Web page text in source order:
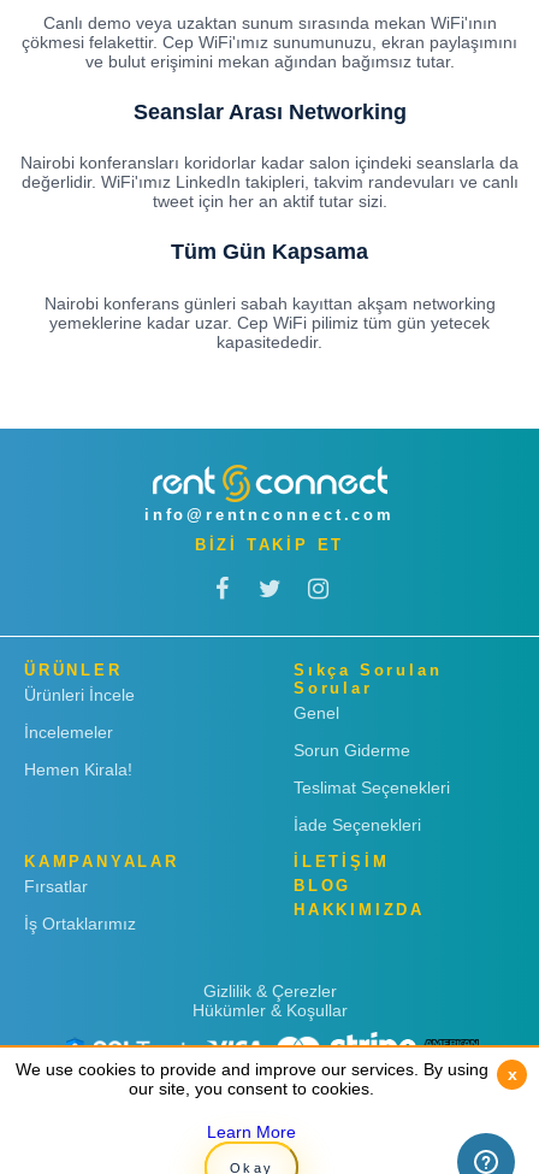
Canlı demo veya uzaktan sunum sırasında mekan WiFi'ının
çökmesi felakettir. Cep WiFi'ımız sunumunuzu, ekran paylaşımını
ve bulut erişimini mekan ağından bağımsız tutar.
Seanslar Arası Networking
Nairobi konferansları koridorlar kadar salon içindeki seanslarla da
değerlidir. WiFi'ımız LinkedIn takipleri, takvim randevuları ve canlı
tweet için her an aktif tutar sizi.
Tüm Gün Kapsama
Nairobi konferans günleri sabah kayıttan akşam networking
yemeklerine kadar uzar. Cep WiFi pilimiz tüm gün yetecek
kapasitededir.
info@rentnconnect.com
BİZİ TAKİP ET
ÜRÜNLER
Ürünleri İncele
İncelemeler
Hemen Kirala!
Sıkça Sorulan
Sorular
Genel
Sorun Giderme
Teslimat Seçenekleri
İade Seçenekleri
KAMPANYALAR
Fırsatlar
İş Ortaklarımız
İLETİŞİM
BLOG
HAKKIMIZDA
Gizlilik & Çerezler
Hükümler & Koşullar
Copyright © 2019 Rent 'n Connect
We use cookies to provide and improve our services. By using
our site, you consent to cookies.
Learn More
Okay
x
We use cookies to provide and improve our services. By using
our site, you consent to cookies.
Learn More
Okay
x